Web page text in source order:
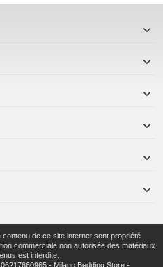
contenu de ce site internet sont propriété
commerciale non autorisée des matériaux
est interdite.
- Milano Bedding Store -